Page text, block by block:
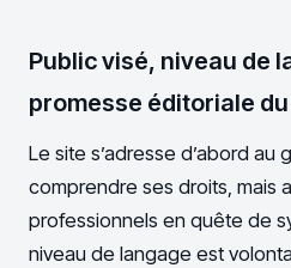
Public visé, niveau de
promesse éditoriale
Le site s’adresse d’abord au
comprendre ses droits, mais
professionnels en quête de
niveau de langage est